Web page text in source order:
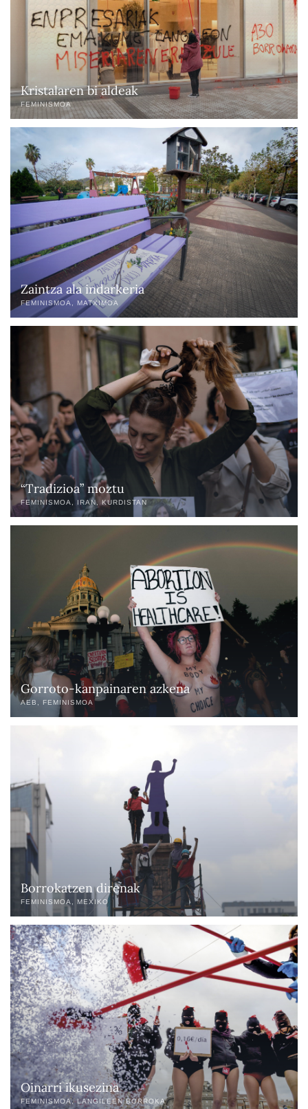
Kristalaren bi aldeak
FEMINISMOA
Zaintza ala indarkeria
FEMINISMOA MATXIMOA
“Tradizioa” moztu
FEMINISMOA IRAN KURDISTAN
Gorroto-kanpainaren azkena
AEB FEMINISMOA
Borrokatzen direnak
FEMINISMOA MEXIKO
Oinarri ikusezina
FEMINISMOA LANGILEEN BORROKA